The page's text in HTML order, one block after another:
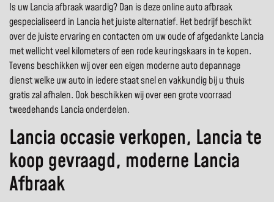
Is uw Lancia afbraak waardig? Dan is deze online auto afbraak
gespecialiseerd in Lancia het juiste alternatief. Het bedrijf beschikt
over de juiste ervaring en contacten om uw oude of afgedankte Lancia
met wellicht veel kilometers of een rode keuringskaars in te kopen.
Tevens beschikken wij over een eigen moderne auto depannage
dienst welke uw auto in iedere staat snel en vakkundig bij u thuis
gratis zal afhalen. Ook beschikken wij over een grote voorraad
tweedehands Lancia onderdelen.
Lancia occasie verkopen, Lancia te
koop gevraagd, moderne Lancia
Afbraak